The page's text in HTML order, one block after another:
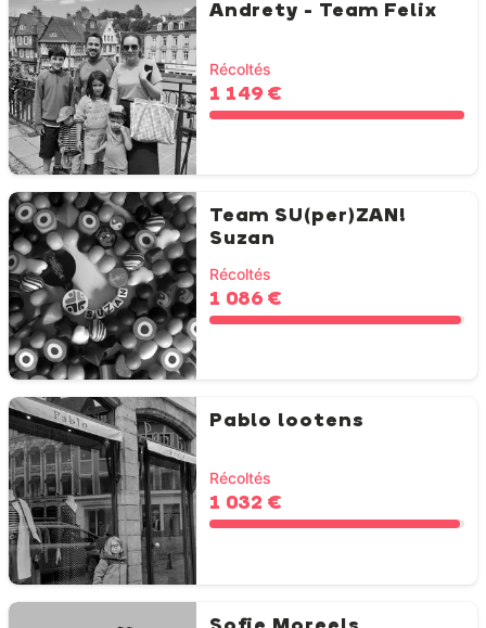
Andrety - Team Felix
Récoltés
1 149 €
Team SU(per)ZAN!
Suzan
Récoltés
1 086 €
Pablo lootens
Récoltés
1 032 €